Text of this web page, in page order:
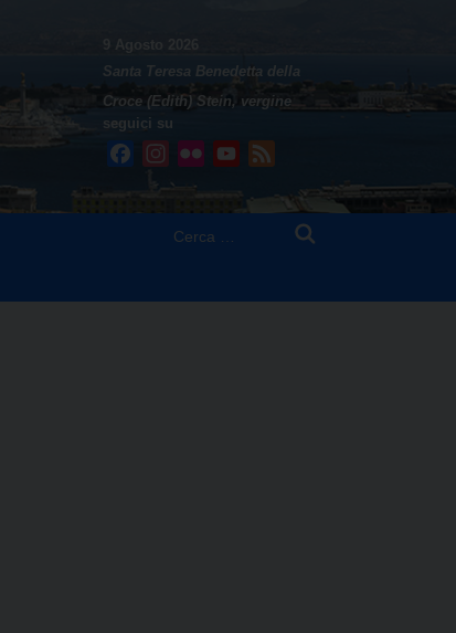
9 Agosto 2026
Santa Teresa Benedetta della
Croce (Edith) Stein, vergine
seguici su
FacebookInstagram
Flickr YouTube